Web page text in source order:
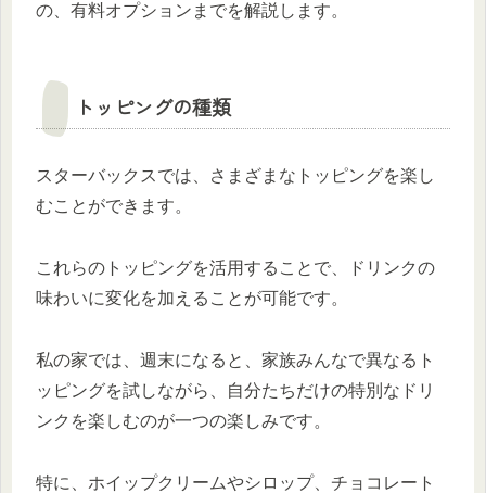
の、有料オプションまでを解説します。
トッピングの種類
スターバックスでは、さまざまなトッピングを楽し
むことができます。
これらのトッピングを活用することで、ドリンクの
味わいに変化を加えることが可能です。
私の家では、週末になると、家族みんなで異なるト
ッピングを試しながら、自分たちだけの特別なドリ
ンクを楽しむのが一つの楽しみです。
特に、ホイップクリームやシロップ、チョコレート